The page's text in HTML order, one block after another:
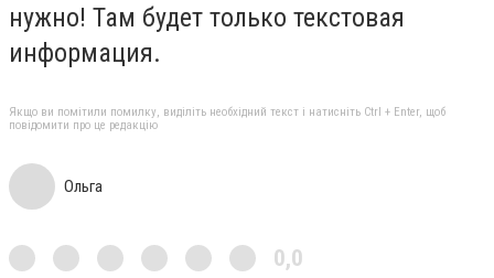
нужно! Там будет только текстовая
информация.
Якщо ви помітили помилку, виділіть необхідний текст і натисніть Ctrl + Enter, щоб
повідомити про це редакцію
Ольга
0,0